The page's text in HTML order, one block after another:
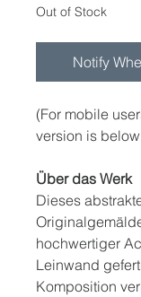
Out of Stock
Notify
(For mobile
version is
Über das Werk
Dieses
hochwertiger
Leinwand
Komposition